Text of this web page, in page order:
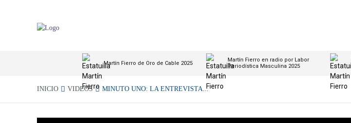
Martín Fierro de Oro de Cable 2025
Martín Fierro en radio por Labor
Periodística Masculina 2025
INICIO VIDEOS MINUTO UNO: LA ENTREVISTA...